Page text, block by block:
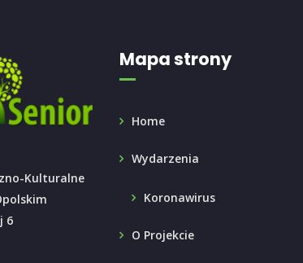
Kulturalne
6
Mapa strony
Home
Wydarzenia
Koronawirus
O Projekcie